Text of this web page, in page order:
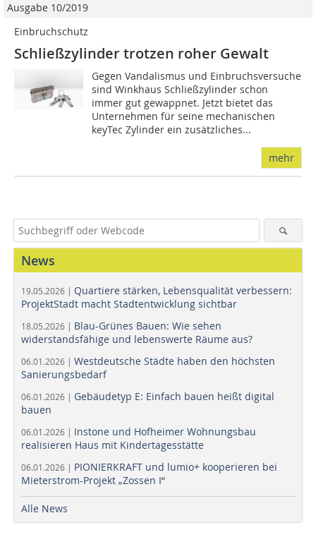
Ausgabe 10/2019
Einbruchschutz
Schließzylinder trotzen roher Gewalt
Gegen Vandalismus und Einbruchsversuche
sind Winkhaus Schließzylinder schon
immer gut gewappnet. Jetzt bietet das
Unternehmen für seine mechanischen
keyTec Zylinder ein zusätzliches...
mehr
News
19.05.2026 | Quartiere stärken, Lebensqualität verbessern:
ProjektStadt macht Stadtentwicklung sichtbar
18.05.2026 | Blau-Grünes Bauen: Wie sehen
widerstandsfähige und lebenswerte Räume aus?
06.01.2026 | Westdeutsche Städte haben den höchsten
Sanierungsbedarf
06.01.2026 | Gebäudetyp E: Einfach bauen heißt digital
bauen
06.01.2026 | Instone und Hofheimer Wohnungsbau
realisieren Haus mit Kindertagesstätte
06.01.2026 | PIONIERKRAFT und lumio+ kooperieren bei
Mieterstrom-Projekt „Zossen I“
Alle News